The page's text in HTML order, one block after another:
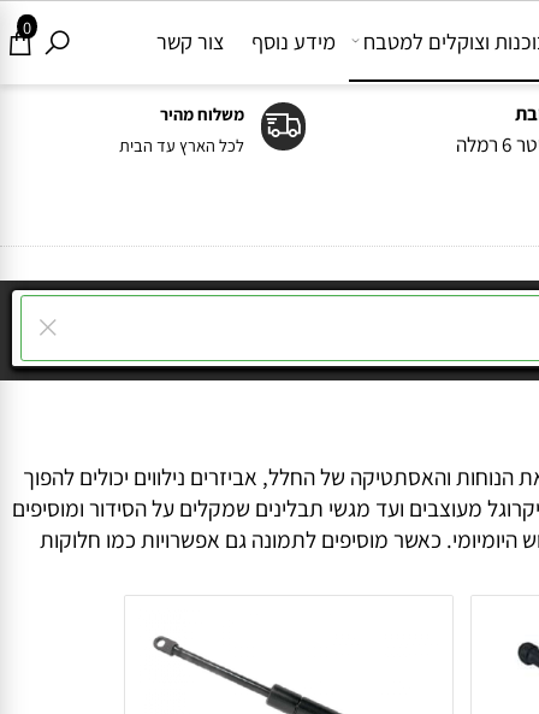
משלוח מהיר
לכל הארץ עד הבית
0 וצוקלים למטבח מידע נוסף צור קשר
והאסתטיקה של החלל, אביזרים נילווים יכולים להפוך
ועד מגשי תבלינים שמקלים על הסידור ומוסיפים
כאשר מוסיפים לתמונה גם אפשרויות כמו חלוקות